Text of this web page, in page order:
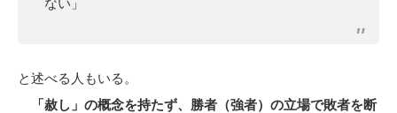
ない」
と述べる人もいる。
「赦し」の概念を持たず、勝者（強者）の立場で敗者を断